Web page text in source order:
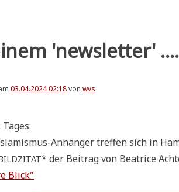
'newsletter' ....
03.04.2024 02:18von wvs
Anhän­ger tref­fen sich in
* der Bei­trag von Bea­tri­ce
Blick"